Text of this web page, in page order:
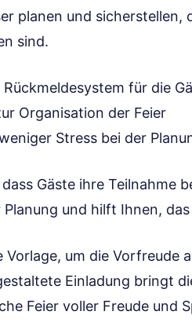
planen und sicherstellen,
sind.
Rückmeldesystem für die
Organisation der Feier
Stress bei der
Gäste ihre Teilnahme
Planung und hilft Ihnen,
Vorlage, um die Vorfreude
Einladung bringt
Feier voller Freude und